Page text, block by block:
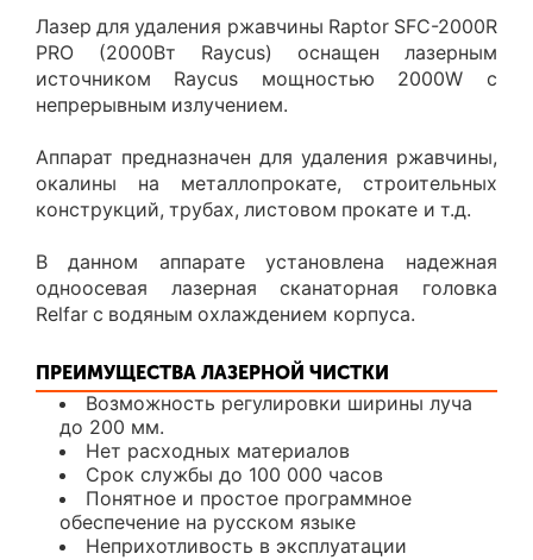
Лазер для удаления ржавчины Raptor SFC-2000R
PRO (2000Вт Raycus) оснащен лазерным
источником Raycus мощностью 2000W с
непрерывным излучением.
Аппарат предназначен для удаления ржавчины,
окалины на металлопрокате, строительных
конструкций, трубах, листовом прокате и т.д.
В данном аппарате установлена надежная
одноосевая лазерная сканаторная головка
Relfar с водяным охлаждением корпуса.
ПРЕИМУЩЕСТВА ЛАЗЕРНОЙ ЧИСТКИ
Возможность регулировки ширины луча
до 200 мм.
Нет расходных материалов
Срок службы до 100 000 часов
Понятное и простое программное
обеспечение на русском языке
Неприхотливость в эксплуатации